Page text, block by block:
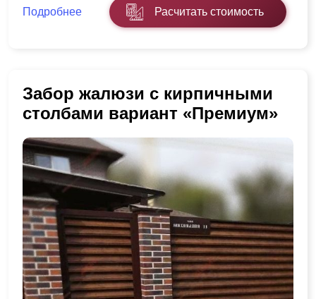
Подробнее Расчитать стоимость
Забор жалюзи с кирпичными
столбами вариант «Премиум»